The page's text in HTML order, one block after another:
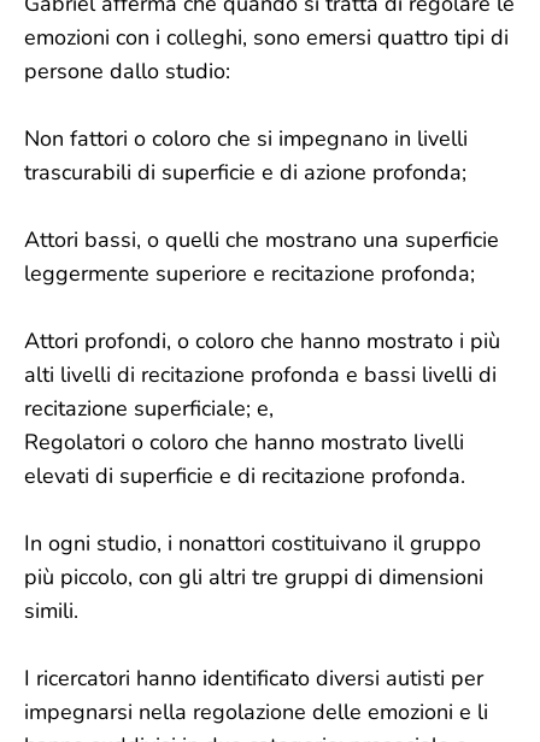
emozioni con i colleghi, sono emersi quattro tipi di
persone dallo studio:
Non fattori o coloro che si impegnano in livelli
trascurabili di superficie e di azione profonda;
Attori bassi, o quelli che mostrano una superficie
leggermente superiore e recitazione profonda;
Attori profondi, o coloro che hanno mostrato i più
alti livelli di recitazione profonda e bassi livelli di
recitazione superficiale; e,
Regolatori o coloro che hanno mostrato livelli
elevati di superficie e di recitazione profonda.
In ogni studio, i nonattori costituivano il gruppo
più piccolo, con gli altri tre gruppi di dimensioni
simili.
I ricercatori hanno identificato diversi autisti per
impegnarsi nella regolazione delle emozioni e li